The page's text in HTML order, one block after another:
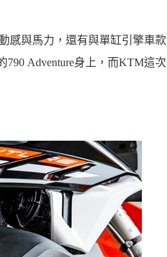
感與馬力，還有與單缸引擎車款
Adventure身上，而KTM這次